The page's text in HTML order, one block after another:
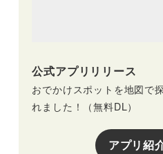
公式アプリリリース
おでかけスポットを地図で
れました！（無料DL）
アプリ紹